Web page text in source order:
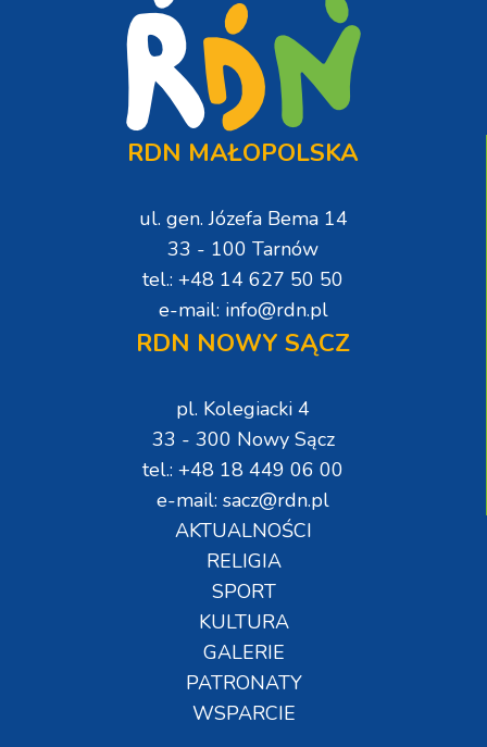
RDN MAŁOPOLSKA
ul. gen. Józefa Bema 14
33 - 100 Tarnów
tel.: +48 14 627 50 50
e-mail: info@rdn.pl
RDN NOWY SĄCZ
pl. Kolegiacki 4
33 - 300 Nowy Sącz
tel.: +48 18 449 06 00
e-mail: sacz@rdn.pl
AKTUALNOŚCI
RELIGIA
SPORT
KULTURA
GALERIE
PATRONATY
WSPARCIE